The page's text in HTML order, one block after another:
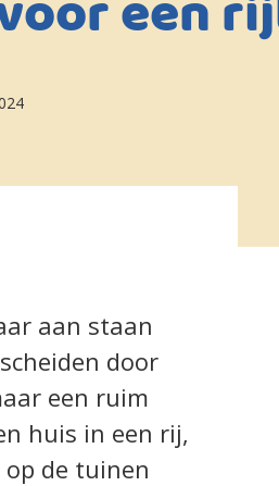
aan staan
door
een ruim
huis in een rij,
de tuinen